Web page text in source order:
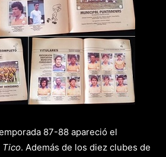
87-88 apareció el
Tico. Además de los diez clubes de